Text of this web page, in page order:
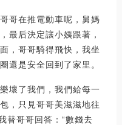
哥在推電動車呢，舅媽
最后決定讓小姨跟著，
，哥哥騎得飛快，我坐
還是安全回到了家里。
壞了我們，我們給每一
，只見哥哥美滋滋地往
替哥哥回答：“數錢去